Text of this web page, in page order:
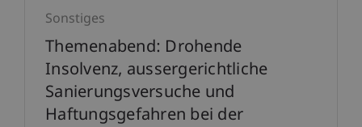
Sonstiges
Themenabend: Drohende
Insolvenz, aussergerichtliche
Sanierungsversuche und
Haftungsgefahren bei der